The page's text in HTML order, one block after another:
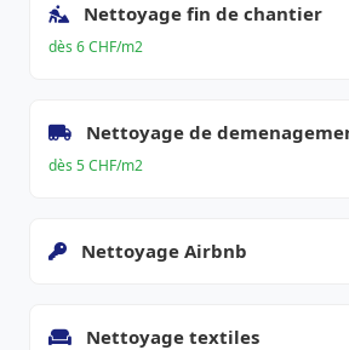
Nettoyage fin de chantier
dès 6 CHF/m2
Nettoyage de
dès 5 CHF/m2
Nettoyage Airbnb
Nettoyage textiles